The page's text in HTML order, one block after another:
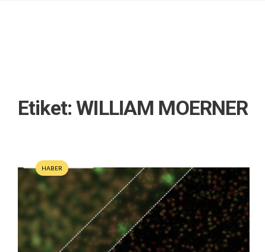
Etiket:WILLIAM MOERNER
HABER